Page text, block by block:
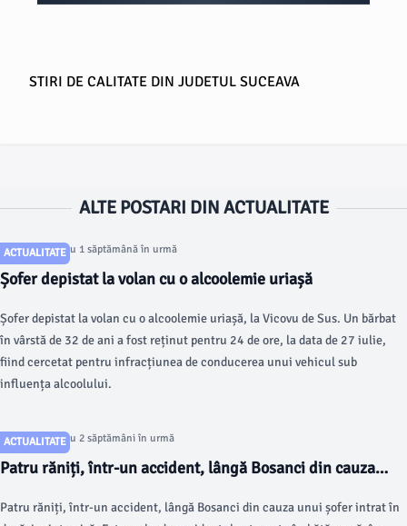
STIRI DE CALITATE DIN JUDETUL SUCEAVA
ALTE POSTARI DIN ACTUALITATE
ACTUALITATE
Articol postat cu 1 săptămână în urmă
Șofer depistat la volan cu o alcoolemie uriașă
Șofer depistat la volan cu o alcoolemie uriașă, la Vicovu de Sus. Un bărbat
în vârstă de 32 de ani a fost reținut pentru 24 de ore, la data de 27 iulie,
fiind cercetat pentru infracțiunea de conducerea unui vehicul sub
influența alcoolului.
ACTUALITATE
Articol postat cu 2 săptămâni în urmă
Patru răniți, într-un accident, lângă Bosanci din cauza
Patru răniți, într-un accident, lângă Bosanci din cauza unui șofer intrat în